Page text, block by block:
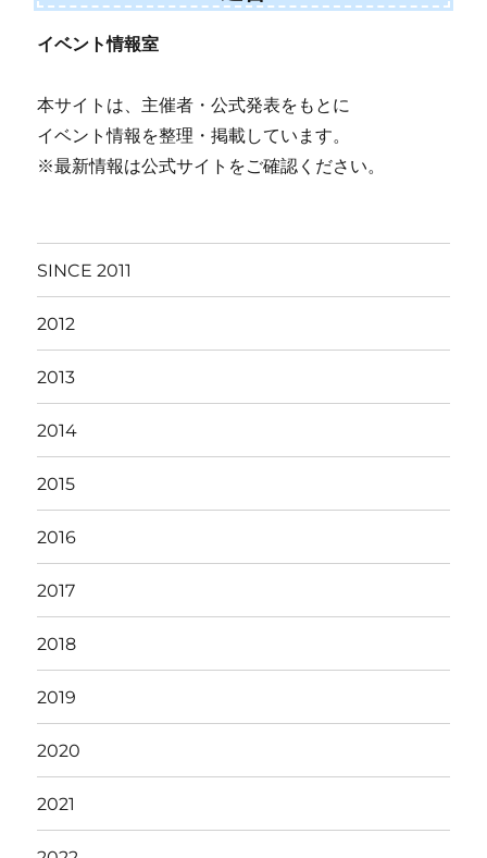
イベント情報室
本サイトは、主催者・公式発表をもとに
イベント情報を整理・掲載しています。
※最新情報は公式サイトをご確認ください。
SINCE 2011
2012
2013
2014
2015
2016
2017
2018
2019
2020
2021